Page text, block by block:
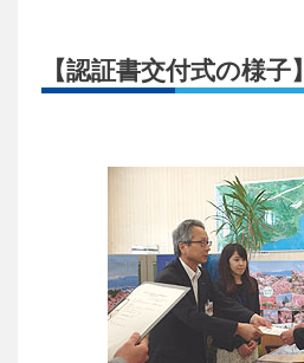
【認証書交付式の様子】